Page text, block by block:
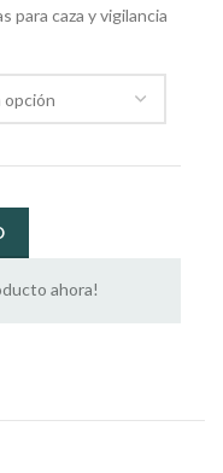
para caza y vigilancia
ahora!